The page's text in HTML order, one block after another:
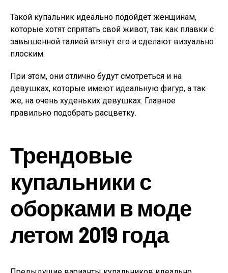
Такой купальник идеально подойдет женщинам,
которые хотят спрятать свой живот, так как плавки с
завышенной талией втянут его и сделают визуально
плоским.
При этом, они отлично будут смотреться и на
девушках, которые имеют идеальную фигур, а так
же, на очень худеньких девушках. Главное
правильно подобрать расцветку.
Трендовые
купальники с
оборками в моде
летом 2019 года